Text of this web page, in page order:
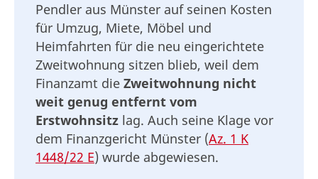
Pendler aus Münster auf seinen Kosten
für Umzug, Miete, Möbel und
Heimfahrten für die neu eingerichtete
Zweitwohnung sitzen blieb, weil dem
Finanzamt die Zweitwohnung nicht
weit genug entfernt vom
Erstwohnsitz lag. Auch seine Klage vor
dem Finanzgericht Münster (Az. 1 K
1448/22 E) wurde abgewiesen.